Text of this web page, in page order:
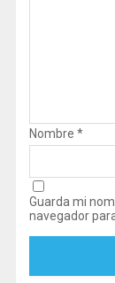
Nombre *
Guarda mi
navegador